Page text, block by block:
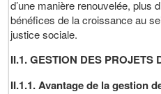
d’une manière renouvelée, plus
bénéfices de la croissance au
justice sociale.
II.1. GESTION DES PROJETS
II.1.1. Avantage de la gestion